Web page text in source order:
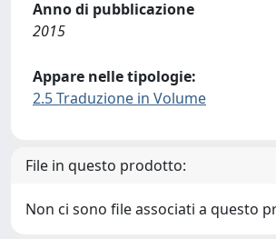
Anno di pubblicazione
2015
Appare nelle tipologie:
2.5 Traduzione in Volume
File in questo prodotto:
Non ci sono file associati a questo